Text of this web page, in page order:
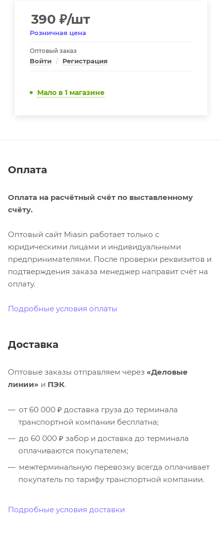
390 ₽/шт
Розничная цена
Оптовый заказ
Войти / Регистрация
Мало в 1 магазине
Оплата
Оплата на расчётный счёт по выставленному
счёту.
Оптовый сайт Miasin работает только с
юридическими лицами и индивидуальными
предпринимателями. После проверки реквизитов и
подтверждения заказа менеджер направит счёт на
оплату.
Подробные условия оплаты
Доставка
Оптовые заказы отправляем через «Деловые
линии» и ПЭК.
от 60 000 ₽ доставка груза до терминала
транспортной компании бесплатна;
до 60 000 ₽ забор и доставка до терминала
оплачиваются покупателем;
межтерминальную перевозку всегда оплачивает
покупатель по тарифу транспортной компании.
Подробные условия доставки